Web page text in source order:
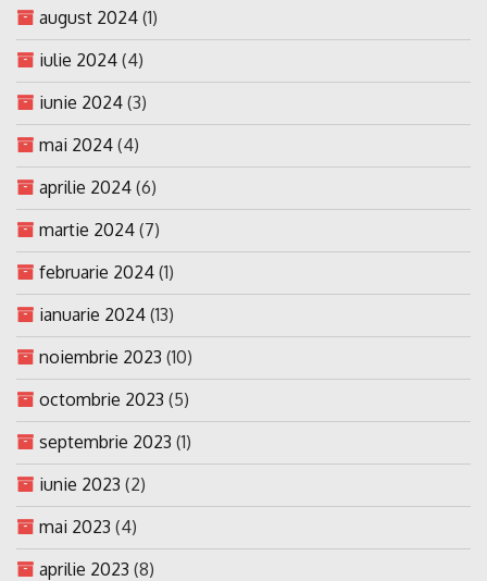
august 2024 (1)
iulie 2024 (4)
iunie 2024 (3)
mai 2024 (4)
aprilie 2024 (6)
martie 2024 (7)
februarie 2024 (1)
ianuarie 2024 (13)
noiembrie 2023 (10)
octombrie 2023 (5)
septembrie 2023 (1)
iunie 2023 (2)
mai 2023 (4)
aprilie 2023 (8)